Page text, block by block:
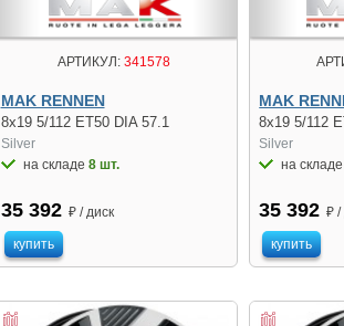
АРТИКУЛ: 341578
MAK RENNEN
8x19 5/112 ET50 DIA 57.1
Silver
на складе 8 шт.
35 392 ₽ / диск
купить
MAK
8x19 5/112
Silver
на
35 392 ₽ /
купить